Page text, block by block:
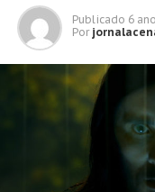
Publicado 6
Por